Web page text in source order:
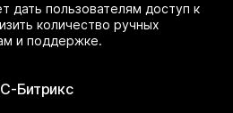
дать пользователям доступ к
количество ручных
и поддержке.
Битрикс